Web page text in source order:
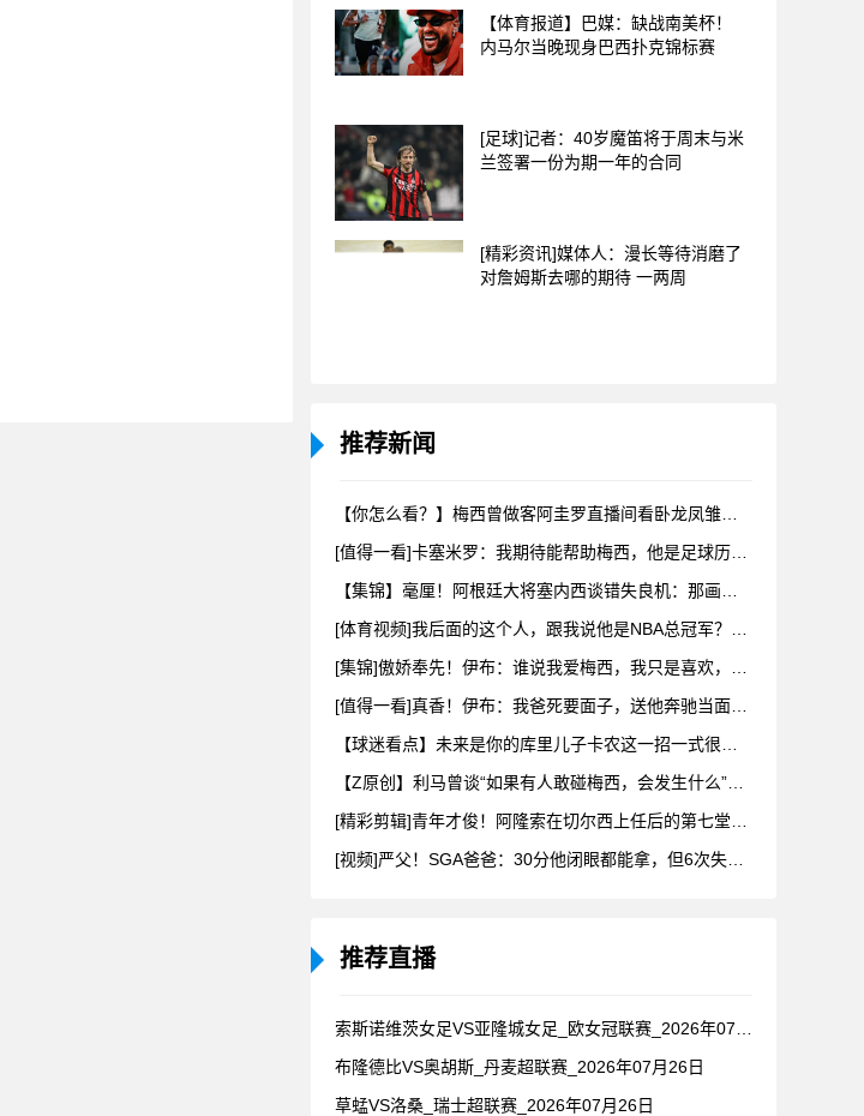
【体育报道】巴媒：缺战南美杯！
内马尔当晚现身巴西扑克锦标赛
[足球]记者：40岁魔笛将于周末与米
兰签署一份为期一年的合同
[精彩资讯]媒体人：漫长等待消磨了
对詹姆斯去哪的期待 一两周
推荐新闻
推荐直播
布隆德比VS奥胡斯_丹麦超联赛_2026年07月26日
草蜢VS洛桑_瑞士超联赛_2026年07月26日